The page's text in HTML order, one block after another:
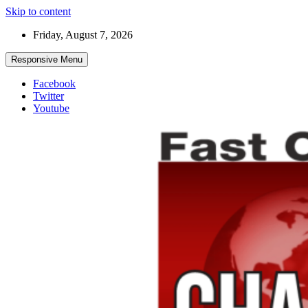
Skip to content
Friday, August 7, 2026
Responsive Menu
Facebook
Twitter
Youtube